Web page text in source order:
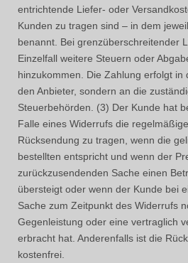
entrichtende Liefer- oder
Kunden zu tragen sind – in dem
benannt. Bei grenzüberschreitender
Einzelfall weitere Steuern oder
hinzukommen. Die Zahlung erfolgt in
den Anbieter, sondern an die
Steuerbehörden. (3) Der Kunde hat
Falle eines Widerrufs die
Rücksendung zu tragen, wenn die
bestellten entspricht und wenn der
zurückzusendenden Sache einen
übersteigt oder wenn der Kunde bei
Sache zum Zeitpunkt des Widerrufs
Gegenleistung oder eine vertraglich
erbracht hat. Anderenfalls ist die
kostenfrei.